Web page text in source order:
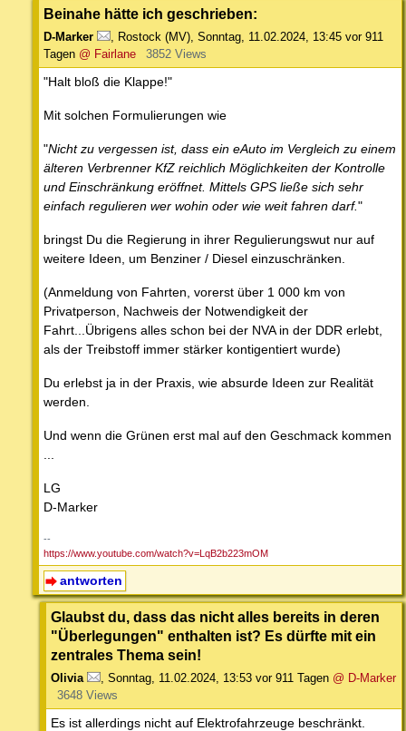
Beinahe hätte ich geschrieben:
D-Marker Rostock (MV) Sonntag, 11.02.2024, 13:45 vor 911
Tagen @ Fairlane 3852 Views
"Halt bloß die Klappe!"
Mit solchen Formulierungen wie
"Nicht zu vergessen ist, dass ein eAuto im Vergleich zu einem
älteren Verbrenner KfZ reichlich Möglichkeiten der Kontrolle
und Einschränkung eröffnet. Mittels GPS ließe sich sehr
einfach regulieren wer wohin oder wie weit fahren darf."
bringst Du die Regierung in ihrer Regulierungswut nur auf
weitere Ideen, um Benziner / Diesel einzuschränken.
(Anmeldung von Fahrten, vorerst über 1 000 km von
Privatperson, Nachweis der Notwendigkeit der
Fahrt...Übrigens alles schon bei der NVA in der DDR erlebt,
als der Treibstoff immer stärker kontigentiert wurde)
Du erlebst ja in der Praxis, wie absurde Ideen zur Realität
werden.
Und wenn die Grünen erst mal auf den Geschmack kommen
LG
D-Marker
--
https://www.youtube.com/watch?v=LqB2b223mOM
antworten
Glaubst du, dass das nicht alles bereits in deren
"Überlegungen" enthalten ist? Es dürfte mit ein
zentrales Thema sein!
Olivia Sonntag, 11.02.2024, 13:53 vor 911 Tagen @ D-Marker
3648 Views
Es ist allerdings nicht auf Elektrofahrzeuge beschränkt.